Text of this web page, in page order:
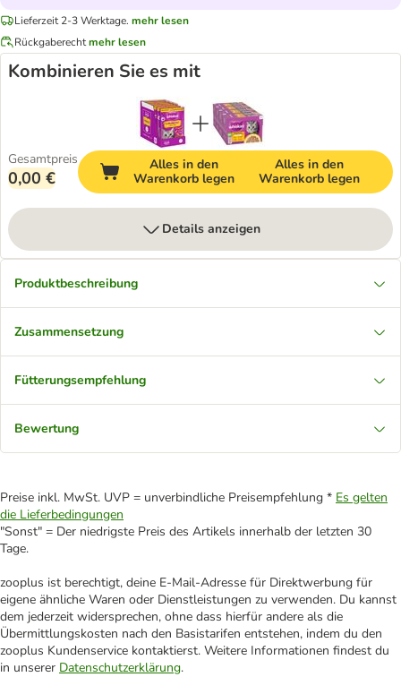
Lieferzeit 2-3 Werktage. mehr lesen
Rückgaberechtmehr lesen
Kombinieren Sie es mit
Gesamtpreis
0,00 €
Alles in den
Warenkorb legen
Alles in den
Warenkorb legen
Details anzeigen
Produktbeschreibung
Zusammensetzung
Fütterungsempfehlung
Bewertung
Preise inkl. MwSt. UVP = unverbindliche Preisempfehlung * Es gelten
die Lieferbedingungen
"Sonst" = Der niedrigste Preis des Artikels innerhalb der letzten 30
Tage.
zooplus ist berechtigt, deine E-Mail-Adresse für Direktwerbung für
eigene ähnliche Waren oder Dienstleistungen zu verwenden. Du kannst
dem jederzeit widersprechen, ohne dass hierfür andere als die
Übermittlungskosten nach den Basistarifen entstehen, indem du den
zooplus Kundenservice kontaktierst. Weitere Informationen findest du
in unserer Datenschutzerklärung.